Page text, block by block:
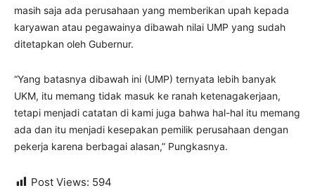
masih saja ada perusahaan yang memberikan upah kepada
karyawan atau pegawainya dibawah nilai UMP yang sudah
ditetapkan oleh Gubernur.
“Yang batasnya dibawah ini (UMP) ternyata lebih banyak
UKM, itu memang tidak masuk ke ranah ketenagakerjaan,
tetapi menjadi catatan di kami juga bahwa hal-hal itu memang
ada dan itu menjadi kesepakan pemilik perusahaan dengan
pekerja karena berbagai alasan,” Pungkasnya.
Post Views: 594